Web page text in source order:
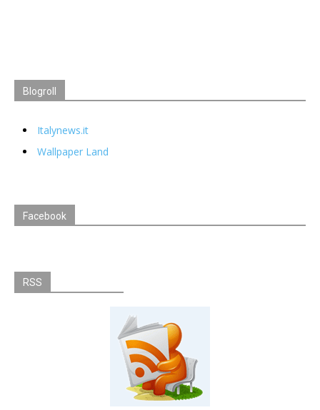
Blogroll
Italynews.it
Wallpaper Land
Facebook
RSS